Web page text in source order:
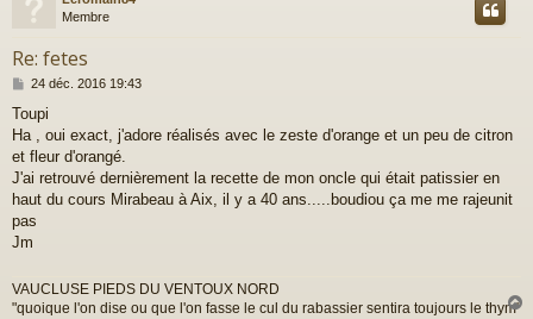
Membre
Re: fetes
M
s
s
a
g
24 déc. 2016 19:43
Toupi
Ha , oui exact, j'adore réalisés avec le zeste d'orange et un peu de citron
et fleur d'orangé.
J'ai retrouvé dernièrement la recette de mon oncle qui était patissier en
haut du cours Mirabeau à Aix, il y a 40 ans.....boudiou ça me me rajeunit
pas
Jm
VAUCLUSE PIEDS DU VENTOUX NORD
"quoique l'on dise ou que l'on fasse le cul du rabassier sentira toujours le thym"